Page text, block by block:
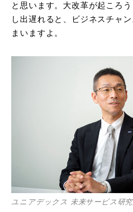
と思います。大改革が起ころ
し出遅れると、ビジネスチャ
まいますよ。
ユニアデックス 未来サービス研